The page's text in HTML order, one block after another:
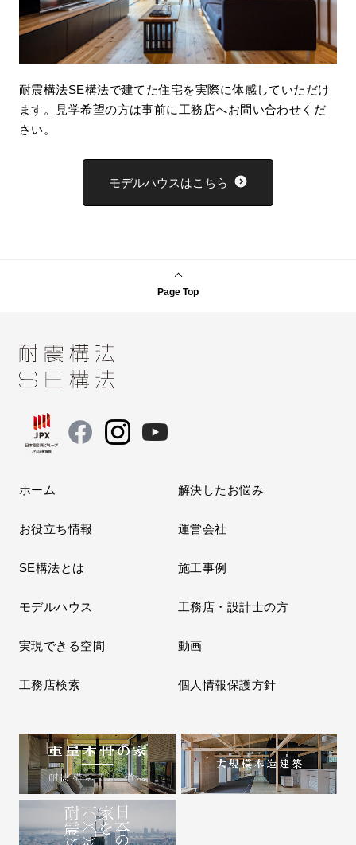
耐震構法SE構法で建てた住宅を実際に体感していただけ
ます。見学希望の方は事前に工務店へお問い合わせくだ
さい。
モデルハウスはこちら
Page Top
ホーム 解決したお悩み
お役立ち情報 運営会社
SE構法とは 施工事例
モデルハウス 工務店・設計士の方
実現できる空間 動画
工務店検索 個人情報保護方針